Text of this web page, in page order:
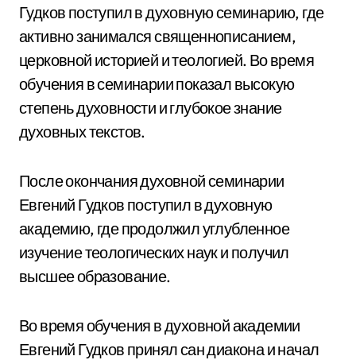
Гудков поступил в духовную семинарию, где
активно занимался священнописанием,
церковной историей и теологией. Во время
обучения в семинарии показал высокую
степень духовности и глубокое знание
духовных текстов.
После окончания духовной семинарии
Евгений Гудков поступил в духовную
академию, где продолжил углубленное
изучение теологических наук и получил
высшее образование.
Во время обучения в духовной академии
Евгений Гудков принял сан диакона и начал